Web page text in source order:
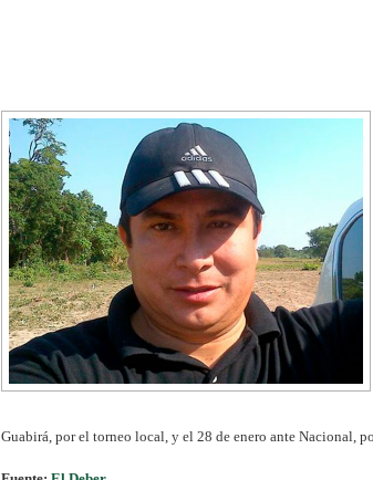
Guabirá, por el torneo local, y el 28 de enero ante Nacional,